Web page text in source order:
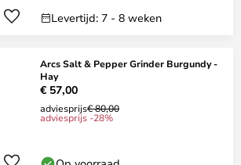
Levertijd: 7 - 8 weken
Arcs Salt & Pepper Grinder Burgundy -
Hay
€ 57,00
adviesprijs€ 80,00
adviesprijs -28%